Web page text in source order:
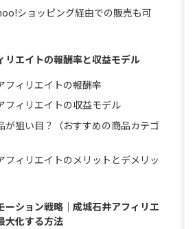
ショッピング経由での販売も可
リエイトの報酬率と収益モデル
フィリエイトの報酬率
フィリエイトの収益モデル
が狙い目？（おすすめの商品カテゴ
フィリエイトのメリットとデメリッ
ーション戦略｜成城石井アフィリエ
大化する方法